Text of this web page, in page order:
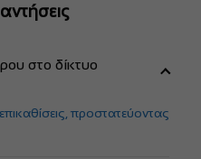
στο δίκτυο
προστατεύοντας